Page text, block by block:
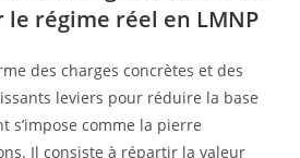
régime réel en LMNP
des charges concrètes et des
leviers pour réduire la base
s’impose comme la pierre
Il consiste à répartir la valeur